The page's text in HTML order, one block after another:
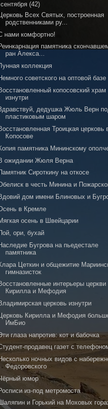
сентября (42)
Церковь Всех Святых, построенная
родственниками ру...
нами комфортно!
памятника
ран Алекса...
коллекция
советского на оптовой базе
копосовский храм
изнутри
дедушка Жюль Верн
пластиковым шаром
Троицкая церковь
Копосове
памятника Мининскому
ожидании Жюля Верна
Сироткину на откосе
в честь Минина и
дом имени Блиновых и
в Кремле
осень в Швейцарии
ори, бухай
Бугрова на пьедестале
памятника
Цеткин и общежитие
гимназисток
интерьеры церкви
Кирилла и Мефодия
церковь изнутри
Церковь Кирилла и Мефодия
ИмБио
глаза напротив: кот и бабочка
продавец газет с
ночных видов с
Федоровского
юмор
из-под метромоста
и Горький на Моховых